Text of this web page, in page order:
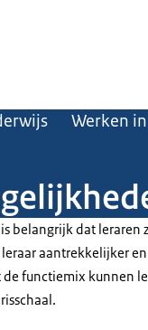
Werken
belangrijk dat
aantrekkelijker
de functiemix kunnen